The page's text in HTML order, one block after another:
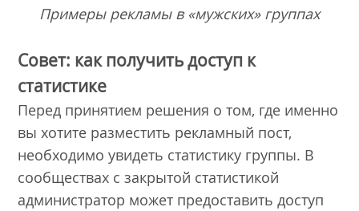
Примеры рекламы в «мужских» группах
Совет: как получить доступ к
статистике
Перед принятием решения о том, где именно
вы хотите разместить рекламный пост,
необходимо увидеть статистику группы. В
сообществах с закрытой статистикой
администратор может предоставить доступ